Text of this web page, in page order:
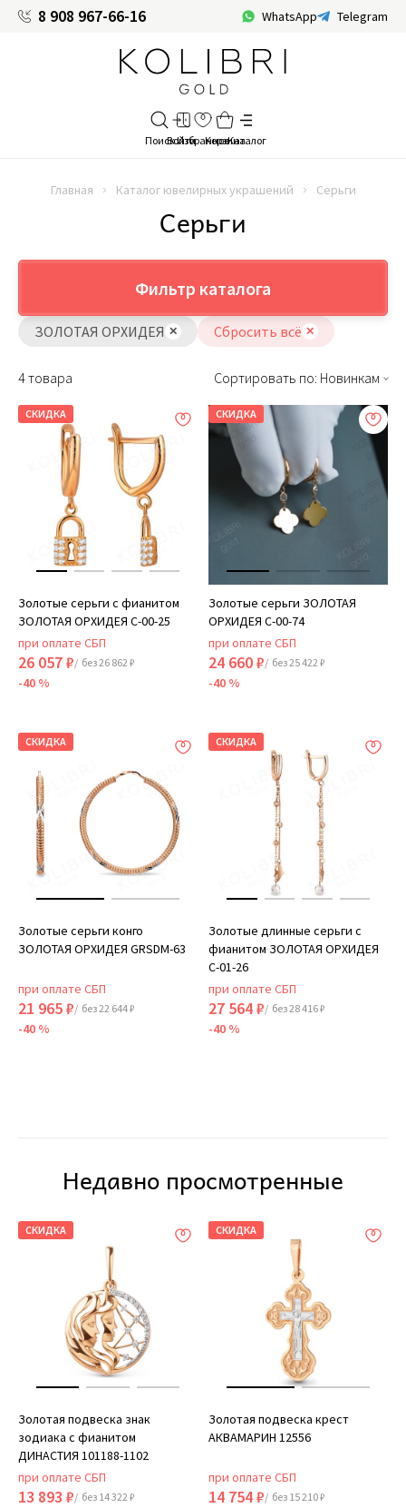
8 908 967-66-16 WhatsApp Telegram
Главная Каталог ювелирных украшений Серьги
Серьги
Фильтр каталога
ЗОЛОТАЯ ОРХИДЕЯ Сбросить всё
4 товара Сортировать по: Новинкам
СКИДКА
Золотые серьги с фианитом
ЗОЛОТАЯ ОРХИДЕЯ С-00-25
при оплате СБП
26 057 ₽/ без 26 862 ₽
-40 %
СКИДКА
Золотые серьги ЗОЛОТАЯ
ОРХИДЕЯ С-00-74
при оплате СБП
24 660 ₽/ без 25 422 ₽
-40 %
СКИДКА
Золотые серьги конго
ЗОЛОТАЯ ОРХИДЕЯ GRSDM-63
при оплате СБП
21 965 ₽/ без 22 644 ₽
-40 %
СКИДКА
Золотые длинные серьги с
фианитом ЗОЛОТАЯ ОРХИДЕЯ
С-01-26
при оплате СБП
27 564 ₽/ без 28 416 ₽
-40 %
Недавно просмотренные
СКИДКА
Золотая подвеска знак
зодиака с фианитом
ДИНАСТИЯ 101188-1102
при оплате СБП
13 893 ₽/ без 14 322 ₽
СКИДКА
Золотая подвеска крест
АКВАМАРИН 12556
при оплате СБП
14 754 ₽/ без 15 210 ₽